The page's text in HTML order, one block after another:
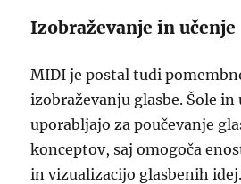
Izobraževanje in učenje
MIDI je postal tudi
izobraževanju glasbe. Šole
uporabljajo za poučevanje
konceptov, saj omogoča
in vizualizacijo glasbenih idej.